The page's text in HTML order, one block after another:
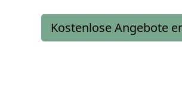
Kostenlose Angebote